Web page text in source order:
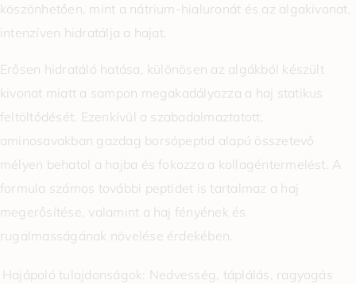
köszönhetően, mint a nátrium-hialuronát és az algakivonat,
intenzíven hidratálja a hajat.
Erősen hidratáló hatása, különösen az algákból készült
kivonat miatt a sampon megakadályozza a haj statikus
feltöltődését. Ezenkívül a szabadalmaztatott,
aminosavakban gazdag borsópeptid alapú összetevő
mélyen behatol a hajba és fokozza a kollagéntermelést. A
formula számos további peptidet is tartalmaz a haj
megerősítése, valamint a haj fényének és
rugalmasságának növelése érdekében.
Hajápoló tulajdonságok: Nedvesség, táplálás, ragyogás